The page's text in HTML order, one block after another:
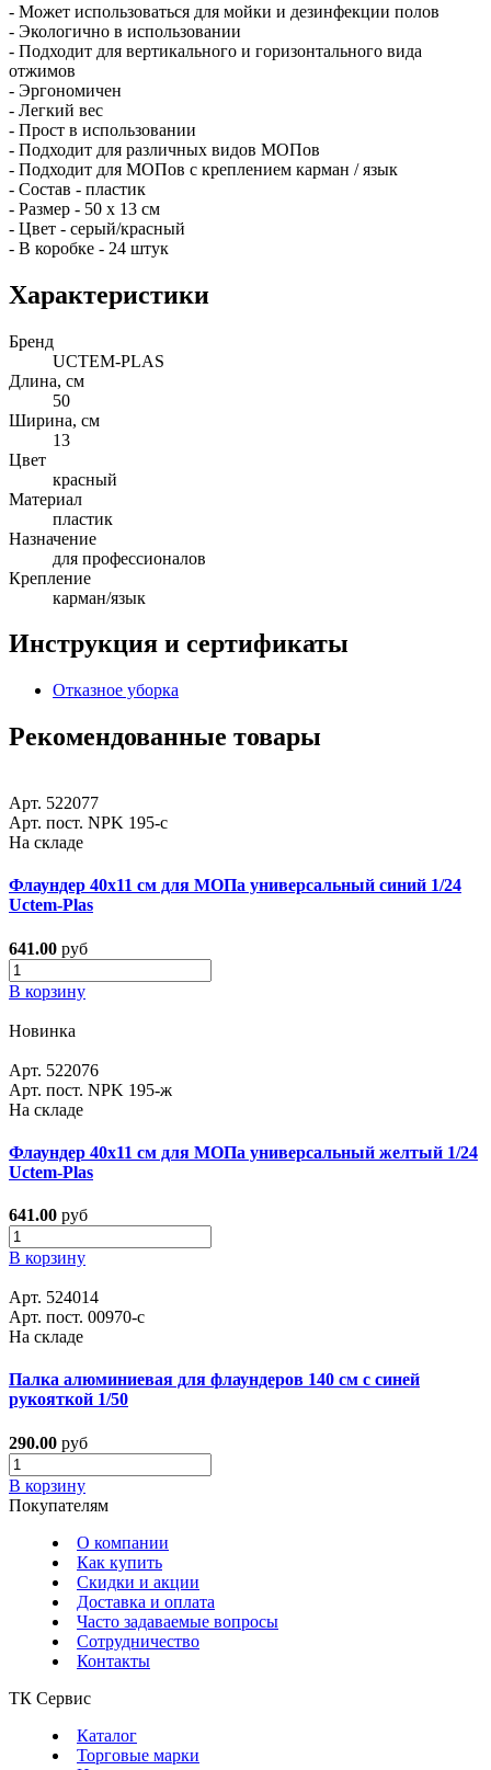
- Может использоваться для мойки и дезинфекции полов
- Экологично в использовании
- Подходит для вертикального и горизонтального вида
отжимов
- Эргономичен
- Легкий вес
- Прост в использовании
- Подходит для различных видов МОПов
- Подходит для МОПов с креплением карман / язык
- Состав - пластик
- Размер - 50 х 13 см
- Цвет - серый/красный
- В коробке - 24 штук
Характеристики
Бренд
UCTEM-PLAS
Длина, см
50
Ширина, см
13
Цвет
красный
Материал
пластик
Назначение
для профессионалов
Крепление
карман/язык
Инструкция и сертификаты
Отказное уборка
Рекомендованные товары
Арт. 522077
Арт. пост. NPK 195-с
На складе
Флаундер 40х11 см для МОПа универсальный синий 1/24
Uctem-Plas
641.00 руб
В корзину
Новинка
Арт. 522076
Арт. пост. NPK 195-ж
На складе
Флаундер 40х11 см для МОПа универсальный желтый 1/24
Uctem-Plas
641.00 руб
В корзину
Арт. 524014
Арт. пост. 00970-с
На складе
Палка алюминиевая для флаундеров 140 см с синей
рукояткой 1/50
290.00 руб
В корзину
Покупателям
О компании
Как купить
Скидки и акции
Доставка и оплата
Часто задаваемые вопросы
Сотрудничество
Контакты
ТК Сервис
Каталог
Торговые марки